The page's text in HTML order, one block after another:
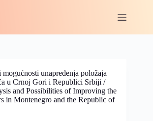
unapređenja položaja
u Crnoj Gori i Republici Srbiji /
and Possibilities of Improving the
in Montenegro and the Republic of